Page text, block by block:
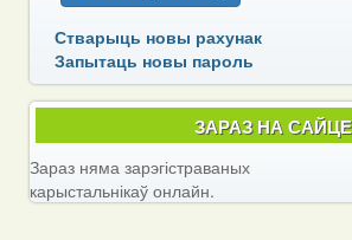
Стварыць новы рахунак
Запытаць новы пароль
ЗАРАЗ НА САЙЦЕ
Зараз няма зарэгістраваных
карыстальнікаў онлайн.